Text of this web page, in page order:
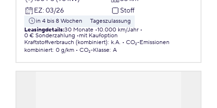
EZ: 03/26 Stoff
in 4 bis 8 Wochen
Tageszulassung
Leasingdetails:30 Monate 10.000 km/Jahr
0 € Sonderzahlung
mit Kaufoption
Kraftstoffverbrauch (kombiniert): k.A.
CO₂-Emissionen
kombiniert: 0 g/km CO₂-Klasse: A